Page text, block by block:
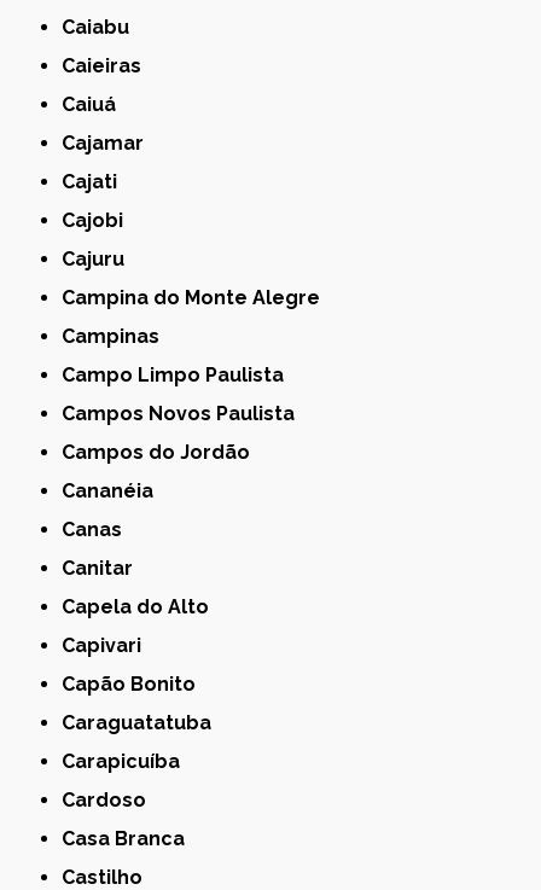
Caiabu
Caieiras
Caiuá
Cajamar
Cajati
Cajobi
Cajuru
Campina do Monte Alegre
Campinas
Campo Limpo Paulista
Campos Novos Paulista
Campos do Jordão
Cananéia
Canas
Canitar
Capela do Alto
Capivari
Capão Bonito
Caraguatatuba
Carapicuíba
Cardoso
Casa Branca
Castilho